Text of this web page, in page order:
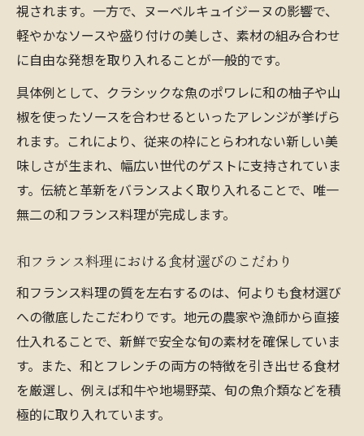
視されます。一方で、ヌーベルキュイジーヌの影響で、
軽やかなソースや盛り付けの美しさ、素材の組み合わせ
に自由な発想を取り入れることが一般的です。
具体例として、クラシックな魚のポワレに和の柚子や山
椒を使ったソースを合わせるといったアレンジが挙げら
れます。これにより、従来の枠にとらわれない新しい美
味しさが生まれ、幅広い世代のゲストに支持されていま
す。伝統と革新をバランスよく取り入れることで、唯一
無二の和フランス料理が完成します。
和フランス料理における食材選びのこだわり
和フランス料理の質を左右するのは、何よりも食材選び
への徹底したこだわりです。地元の農家や漁師から直接
仕入れることで、新鮮で安全な旬の素材を確保していま
す。また、和とフレンチの両方の特徴を引き出せる食材
を厳選し、例えば和牛や地場野菜、旬の魚介類などを積
極的に取り入れています。